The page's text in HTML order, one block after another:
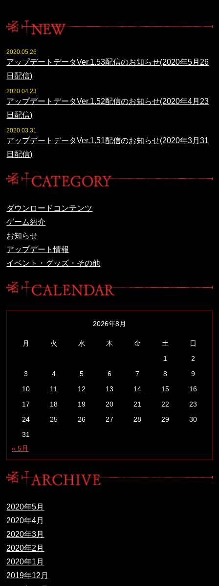
2020.05.26
アップデートデータVer.1.53配信のお知らせ(2020年5月26
日配信)
2020.04.23
アップデートデータVer.1.52配信のお知らせ(2020年4月23
日配信)
2020.03.31
アップデートデータVer.1.51配信のお知らせ(2020年3月31
日配信)
ダウンロードコンテンツ
ゲーム紹介
お知らせ
アップデート情報
イベント・グッズ・その他
2026年8月
月 火 水 木 金 土
日
1
2
3
4 5 6 7 8
9
10
11 12 13 14 15
16
17
18 19 20 21 22
23
24
25 26 27 28 29
30
31
« 5月
2020年5月
2020年4月
2020年3月
2020年2月
2020年1月
2019年12月